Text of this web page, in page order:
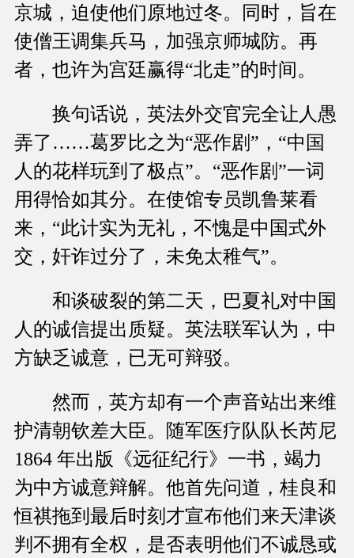
京城，迫使他们原地过冬。同时，旨在
使僧王调集兵马，加强京师城防。再
者，也许为宫廷赢得“北走”的时间。
换句话说，英法外交官完全让人愚
弄了……葛罗比之为“恶作剧”，“中国
人的花样玩到了极点”。“恶作剧”一词
用得恰如其分。在使馆专员凯鲁莱看
来，“此计实为无礼，不愧是中国式外
交，奸诈过分了，未免太稚气”。
和谈破裂的第二天，巴夏礼对中国
人的诚信提出质疑。英法联军认为，中
方缺乏诚意，已无可辩驳。
然而，英方却有一个声音站出来维
护清朝钦差大臣。随军医疗队队长芮尼
1864 年出版《远征纪行》一书，竭力
为中方诚意辩解。他首先问道，桂良和
恒祺拖到最后时刻才宣布他们来天津谈
判不拥有全权，是否表明他们不诚恳或